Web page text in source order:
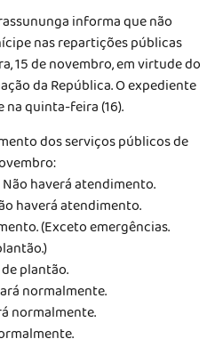
informa que não
nas repartições públicas
15 de novembro, em virtude do
da República. O expediente
quinta-feira (16).
dos serviços públicos de
haverá atendimento.
haverá atendimento.
(Exceto emergências.
plantão.
normalmente.
normalmente.